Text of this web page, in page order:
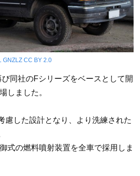
GNZLZ CC BY 2.0
同社のFシリーズをベースとして開
しました。
慮した設計となり、より洗練された
式の燃料噴射装置を全車で採用しま